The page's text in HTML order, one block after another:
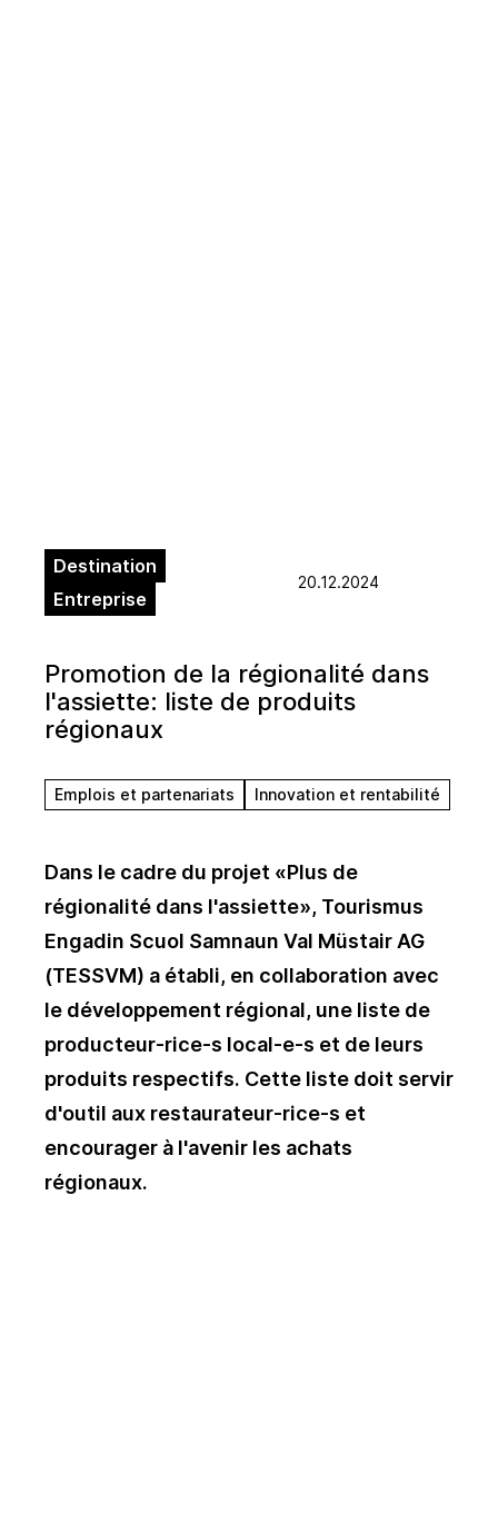
Destination
Entreprise
20.12.2024
Promotion de la régionalité dans
l'assiette: liste de produits
régionaux
Emplois et partenariats Innovation et rentabilité
Dans le cadre du projet «Plus de
régionalité dans l'assiette», Tourismus
Engadin Scuol Samnaun Val Müstair AG
(TESSVM) a établi, en collaboration avec
le développement régional, une liste de
producteur-rice-s local-e-s et de leurs
produits respectifs. Cette liste doit servir
d'outil aux restaurateur-rice-s et
encourager à l'avenir les achats
régionaux.